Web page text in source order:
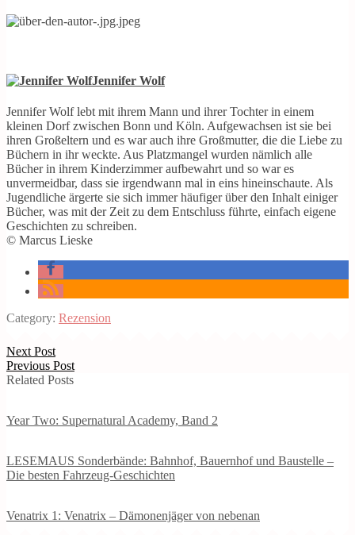
Jennifer Wolf
Jennifer Wolf lebt mit ihrem Mann und ihrer Tochter in einem
kleinen Dorf zwischen Bonn und Köln. Aufgewachsen ist sie bei
ihren Großeltern und es war auch ihre Großmutter, die die Liebe zu
Büchern in ihr weckte. Aus Platzmangel wurden nämlich alle
Bücher in ihrem Kinderzimmer aufbewahrt und so war es
unvermeidbar, dass sie irgendwann mal in eins hineinschaute. Als
Jugendliche ärgerte sie sich immer häufiger über den Inhalt einiger
Bücher, was mit der Zeit zu dem Entschluss führte, einfach eigene
Geschichten zu schreiben.
© Marcus Lieske
Category: Rezension
Next Post
Previous Post
Related Posts
Year Two: Supernatural Academy, Band 2
LESEMAUS Sonderbände: Bahnhof, Bauernhof und Baustelle –
Die besten Fahrzeug-Geschichten
Venatrix 1: Venatrix – Dämonenjäger von nebenan